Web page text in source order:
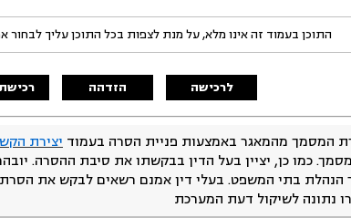
התוכן בעמוד זה אינו מלא, על מנת לצפות בכל התוכן עליך
לרכישה הזדהה
המסמך מהמאגר באמצעות פניית הסרה בעמוד יצירת
כמו כן, יציין בעל הדין בבקשתו את סיבת ההסרה.
הנהלת בתי המשפט. בעלי דין אמנם רשאים לבקש את
נתונה לשיקול דעת המערכת